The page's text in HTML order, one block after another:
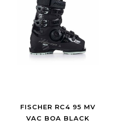
FISCHER RC4 95 MV
VAC BOA BLACK